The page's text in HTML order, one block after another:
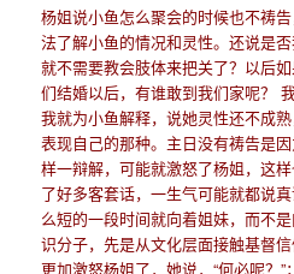
杨姐说小鱼怎么聚会的时候也不祷
法了解小鱼的情况和灵性。还说是
就不需要教会肢体来把关了？以后
们结婚以后，有谁敢到我们家呢？
我就为小鱼解释，说她灵性还不成
表现自己的那种。主日没有祷告是
样一辩解，可能就激怒了杨姐，这
了好多客套话，一生气可能就都说
么短的一段时间就向着姐妹，而不
识分子，先是从文化层面接触基督
更加激怒杨姐了，她说，“何必呢？